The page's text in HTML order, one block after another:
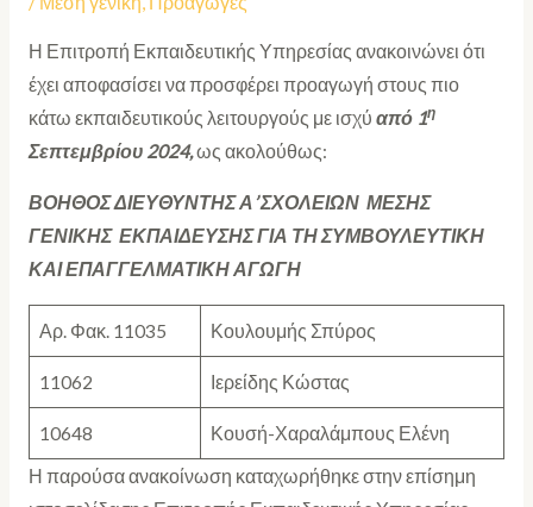
Η Επιτροπή Εκπαιδευτικής Υπηρεσίας ανακοινώνει ότι
έχει αποφασίσει να προσφέρει προαγωγή στους πιο
κάτω εκπαιδευτικούς λειτουργούς με ισχύ από 1η
Σεπτεμβρίου 2024,ως ακολούθως:
ΒΟΗΘΟΣ ΔΙΕΥΘΥΝΤΗΣ Α’ ΣΧΟΛΕΙΩΝ ΜΕΣΗΣ
ΓΕΝΙΚΗΣ ΕΚΠΑΙΔΕΥΣΗΣ ΓΙΑ ΤΗ ΣΥΜΒΟΥΛΕΥΤΙΚΗ
ΚΑΙ ΕΠΑΓΓΕΛΜΑΤΙΚΗ ΑΓΩΓΗ
Αρ. Φακ. 11035 Κουλουμής Σπύρος
11062 Ιερείδης Κώστας
10648
Κουσή-Χαραλάμπους Ελένη
Η παρούσα ανακοίνωση καταχωρήθηκε στην επίσημη